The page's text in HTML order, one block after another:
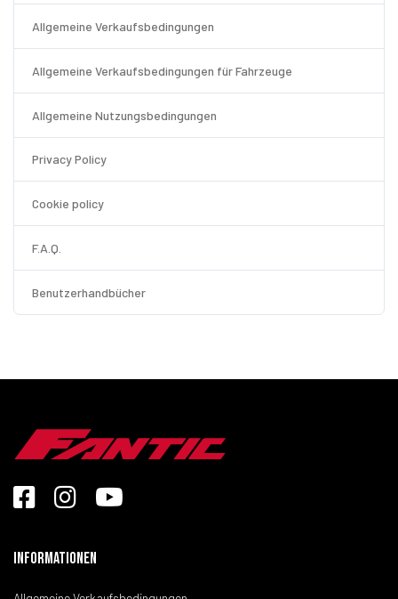
Allgemeine Verkaufsbedingungen
Allgemeine Verkaufsbedingungen für Fahrzeuge
Allgemeine Nutzungsbedingungen
Privacy Policy
Cookie policy
F.A.Q.
Benutzerhandbücher
Informationen